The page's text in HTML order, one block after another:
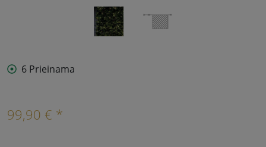
6 Prieinama
99,90 € *